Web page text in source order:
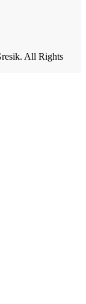
All Rights